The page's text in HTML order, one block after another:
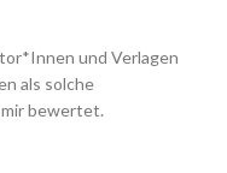
und Verlagen
als solche
bewertet.